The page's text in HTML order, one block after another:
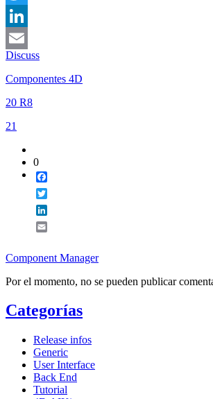
Twitter
LinkedIn
Email
Discuss
Componentes 4D
20 R8
21
0
Component Manager
Por el momento, no se pueden publicar
Categorías
Release infos
Generic
User Interface
Back End
Tutorial